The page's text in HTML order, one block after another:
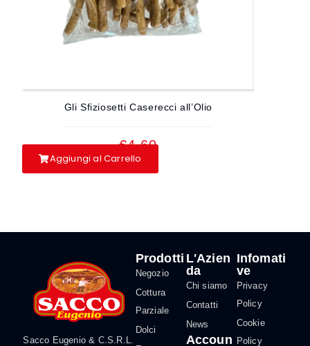
Gli Sfiziosetti Caserecci all’Olio
€4.60
Aggiungi al Carrello
Sacco Eugenio & C.S.R.L.
Prodotti
Negozio
Cottura
Parziale
Dolci
L'Azien
da
Chi siamo
Contatti
News
Accoun
Infomati
ve
Privacy
Policy
Cookie
Policy